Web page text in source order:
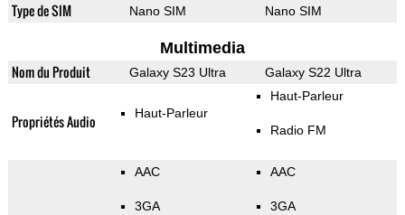
Type de SIM Nano SIM Nano SIM
Multimedia
Nom du Produit Galaxy S23 Ultra Galaxy S22 Ultra
Propriétés Audio Haut-Parleur
Haut-Parleur
Radio FM
AAC
3GA
AAC
3GA